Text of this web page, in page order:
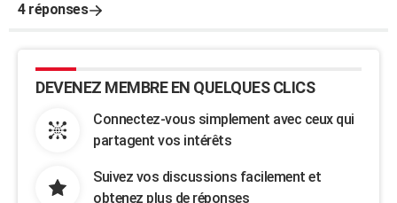
4 réponses
DEVENEZ MEMBRE EN QUELQUES CLICS
Connectez-vous simplement avec ceux qui
partagent vos intérêts
Suivez vos discussions facilement et
obtenez plus de réponses